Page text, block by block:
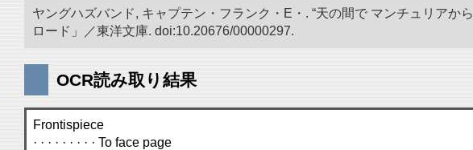
ヤングハズバンド, キャプテン・フランク・E・. “天の間で マンチュリア
ロード」／東洋文庫. doi:10.20676/00000297.
OCR読み取り結果
Frontispiece
· · · · · · · · · To face page